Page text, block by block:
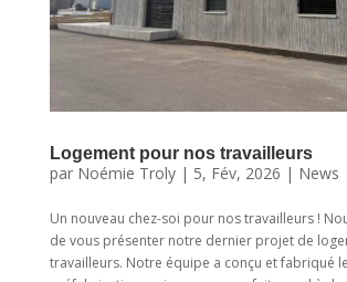
Logement pour nos travailleurs
par Noémie Troly| 5, Fév, 2026 | News
Un nouveau chez-soi pour nos travailleurs !
de vous présenter notre dernier projet de
travailleurs. Notre équipe a conçu et fabriqué